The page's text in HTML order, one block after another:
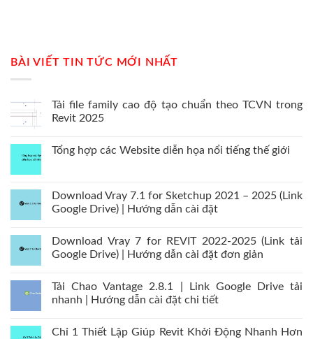
BÀI VIẾT TIN TỨC MỚI NHẤT
Tải file family cao độ tạo chuẩn theo TCVN trong
Revit 2025
Tổng hợp các Website diễn họa nổi tiếng thế giới
Download Vray 7.1 for Sketchup 2021 – 2025 (Link
Google Drive) | Hướng dẫn cài đặt
Download Vray 7 for REVIT 2022-2025 (Link tải
Google Drive) | Hướng dẫn cài đặt đơn giản
Tải Chao Vantage 2.8.1 | Link Google Drive tải
nhanh | Hướng dẫn cài đặt chi tiết
Chỉ 1 Thiết Lập Giúp Revit Khởi Động Nhanh Hơn